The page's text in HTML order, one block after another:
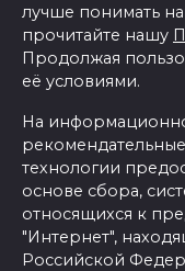
лучше понимать
прочитайте нашу
Продолжая
её условиями.
На
технологии
основе сбора,
относящихся к
"Интернет",
Российской